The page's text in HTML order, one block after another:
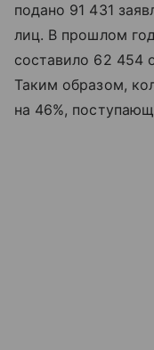
подано 91 431
лиц. В прошлом
составило 62 454
Таким образом,
на 46%,